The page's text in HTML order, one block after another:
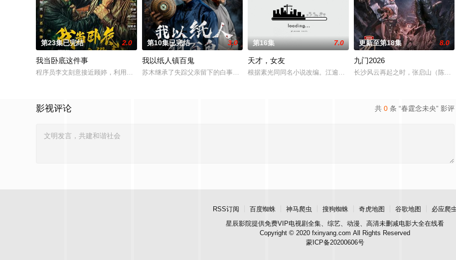
第23集已完结 2.0
我当卧底这件事
程序员李文刻意接近顾婷，利用顾炎女儿奴的属性，请求老炮儿顾炎带自己用程序员身份卧底
第10集已完结 3.0
我以纸人镇百鬼
苏木继承了失踪父亲留下的白事馆，本想低调扎纸维生，却因一具流血的新娘纸人卷入了一场
第16集 7.0
天才，女友
根据素光同同名小说改编。江逾白长大以后，林知夏忽然对他说：“江逾
更新至第18集 8.0
九门2026
长沙风云再起之时，张启山（陈伟
共 0 条 “春霆念未央” 影评
影视评论
RSS订阅 百度蜘蛛 神马爬虫 搜狗蜘蛛 奇虎地图 谷歌地图
必应爬虫
星辰影院提供免费VIP电视剧全集、综艺、动漫、高清未删减电影大全在线看
Copyright © 2020 fxinyang.com All Rights Reserved
蒙ICP备20200606号